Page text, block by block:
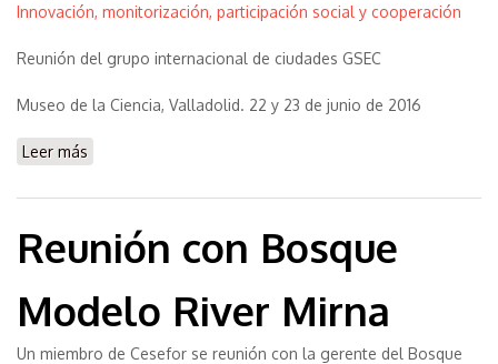
Innovación, monitorización, participación social y cooperación
Reunión del grupo internacional de ciudades GSEC
Museo de la Ciencia, Valladolid. 22 y 23 de junio de 2016
Leer más
Reunión con Bosque
Modelo River Mirna
Un miembro de Cesefor se reunión con la gerente del Bosque